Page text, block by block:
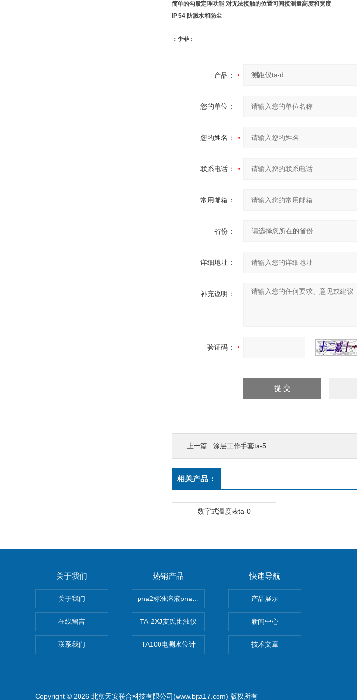
简单的勾股定理功能 对无法接触的位置可间接测量高度和宽度
IP 54 防溅水和防尘
：李菲 :
产品：
您的单位：
您的姓名：
联系电话：
常用邮箱：
省份：
详细地址：
补充说明：
验证码：
上一篇 : 涂层工作手套ta-5
相关产品：
数字式温度表ta-0
关于我们
关于我们
在线留言
联系我们
热销产品
pna2标准溶液pna3 pna4 pna5 pna6纳离子
TA-2XJ麦氏比浊仪
TA100电测水位计
快速导航
产品展示
新闻中心
技术文章
Copyright © 2026 北京天安联合科技有限公司(www.bjta17.com) 版权所有